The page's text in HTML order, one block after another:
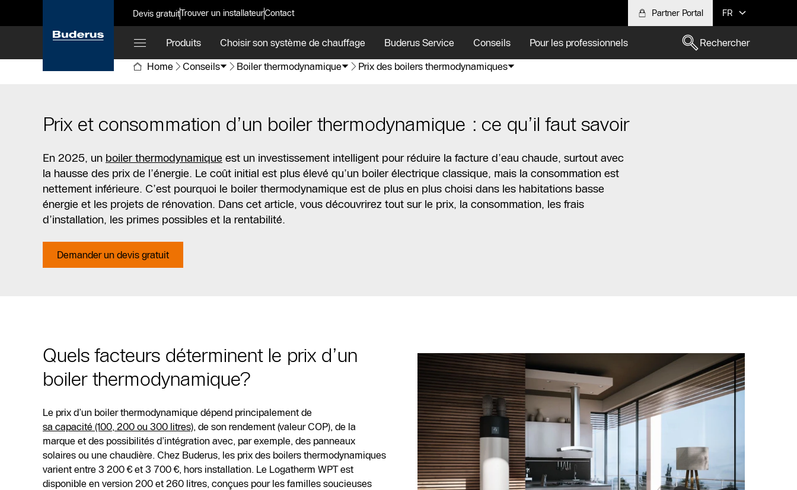
Devis gratuitTrouver un installateurContact Partner Portal FR
Produits Choisir son système de chauffage Buderus Service Conseils Pour les professionnels
Rechercher
Home
Conseils Boiler thermodynamique Prix des boilers thermodynamiques
Prix et consommation d’un boiler thermodynamique : ce qu’il faut savoir
En 2025, un boiler thermodynamique est un investissement intelligent pour réduire la facture d’eau chaude, surtout avec
la hausse des prix de l’énergie. Le coût initial est plus élevé qu’un boiler électrique classique, mais la consommation est
nettement inférieure. C’est pourquoi le boiler thermodynamique est de plus en plus choisi dans les habitations basse
énergie et les projets de rénovation. Dans cet article, vous découvrirez tout sur le prix, la consommation, les frais
d’installation, les primes possibles et la rentabilité.
Demander un devis gratuit
Quels facteurs déterminent le prix d’un
boiler thermodynamique?
Le prix d’un boiler thermodynamique dépend principalement de
sa capacité (100, 200 ou 300 litres), de son rendement (valeur COP), de la
marque et des possibilités d’intégration avec, par exemple, des panneaux
solaires ou une chaudière. Chez Buderus, les prix des boilers thermodynamiques
varient entre 3 200 € et 3 700 €, hors installation. Le Logatherm WPT est
disponible en version 200 et 260 litres, conçues pour les familles soucieuses